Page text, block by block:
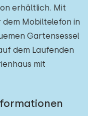
erhältlich. Mit
Mobiltelefon in
Gartensessel
dem Laufenden
mit